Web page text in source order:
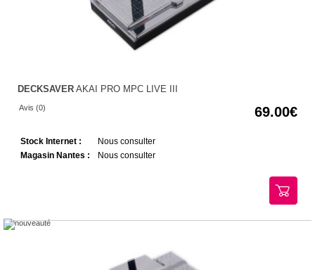
DECKSAVER AKAI PRO MPC LIVE III
Avis (0) 69.00
Stock Internet :
Nous consulter
Magasin Nantes :
Nous consulter